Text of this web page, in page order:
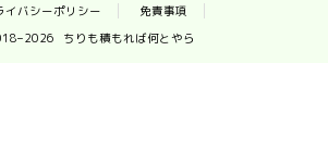
イバシーポリシー
免責事項
ちりも積もれば何とやら